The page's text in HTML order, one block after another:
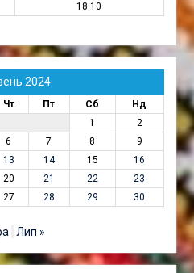
18:10
2024
Чт Пт Сб
Нд
1
2
6 7 8
9
13 14 15
16
20 21 22
23
27 28 29 30
Лип »